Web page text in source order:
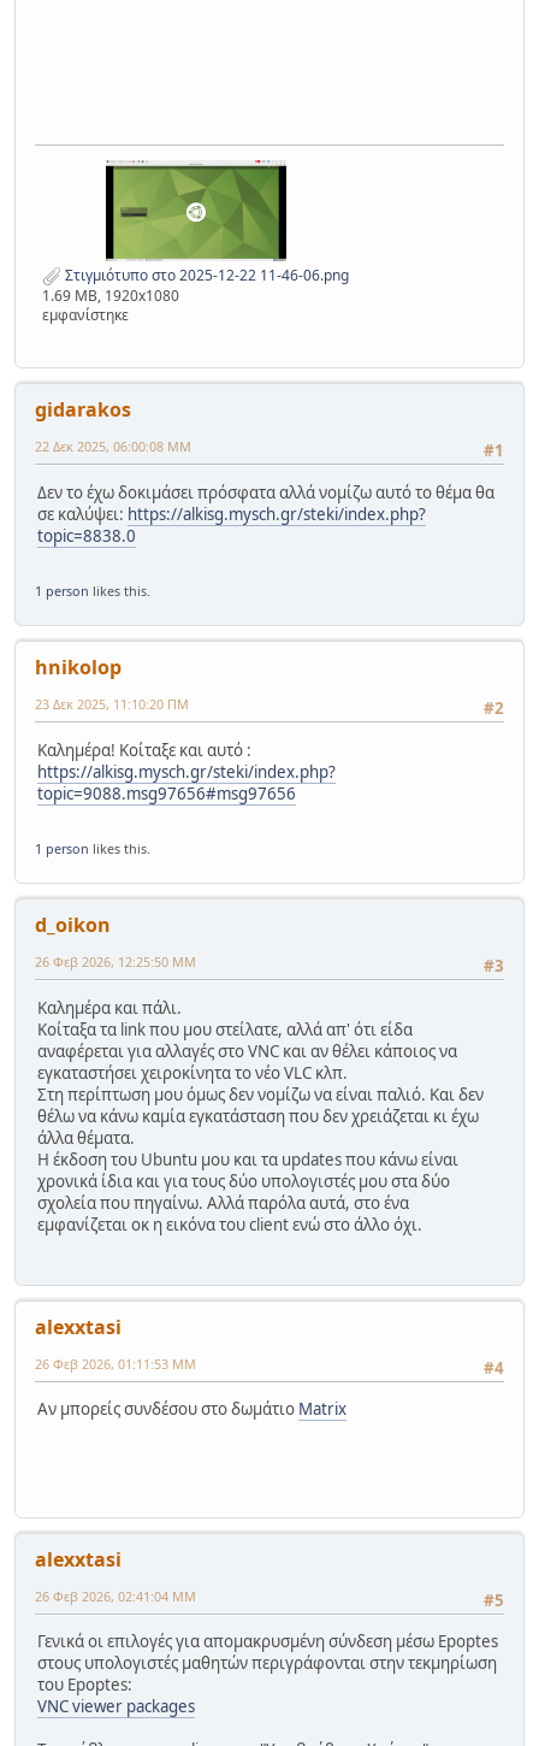
Στιγμιότυπο στο 2025-12-22 11-46-06.png
1.69 MB, 1920x1080
εμφανίστηκε
gidarakos
#1
22 Δεκ 2025, 06:00:08 ΜΜ
Δεν το έχω δοκιμάσει πρόσφατα αλλά νομίζω αυτό το θέμα θα
σε καλύψει: https://alkisg.mysch.gr/steki/index.php?
topic=8838.0
1 person likes this.
hnikolop
#2
23 Δεκ 2025, 11:10:20 ΠΜ
Καλημέρα! Κοίταξε και αυτό :
https://alkisg.mysch.gr/steki/index.php?
topic=9088.msg97656#msg97656
1 person likes this.
d_oikon
#3
26 Φεβ 2026, 12:25:50 ΜΜ
Καλημέρα και πάλι.
Κοίταξα τα link που μου στείλατε, αλλά απ' ότι είδα
αναφέρεται για αλλαγές στο VNC και αν θέλει κάποιος να
εγκαταστήσει χειροκίνητα το νέο VLC κλπ.
Στη περίπτωση μου όμως δεν νομίζω να είναι παλιό. Και δεν
θέλω να κάνω καμία εγκατάσταση που δεν χρειάζεται κι έχω
άλλα θέματα.
Η έκδοση του Ubuntu μου και τα updates που κάνω είναι
χρονικά ίδια και για τους δύο υπολογιστές μου στα δύο
σχολεία που πηγαίνω. Αλλά παρόλα αυτά, στο ένα
εμφανίζεται οκ η εικόνα του client ενώ στο άλλο όχι.
alexxtasi
#4
26 Φεβ 2026, 01:11:53 ΜΜ
Αν μπορείς συνδέσου στο δωμάτιο Matrix
alexxtasi
#5
26 Φεβ 2026, 02:41:04 ΜΜ
Γενικά οι επιλογές για απομακρυσμένη σύνδεση μέσω Epoptes
στους υπολογιστές μαθητών περιγράφονται στην τεκμηρίωση
του Epoptes:
VNC viewer packages